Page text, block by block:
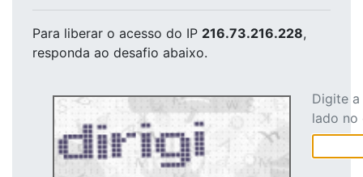
Para liberar o acesso do IP 216.73.216.228,
responda ao desafio abaixo.
Digite
lado no